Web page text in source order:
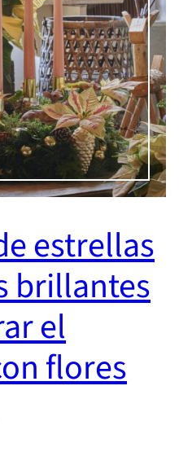
estrellas
brillantes
el
flores